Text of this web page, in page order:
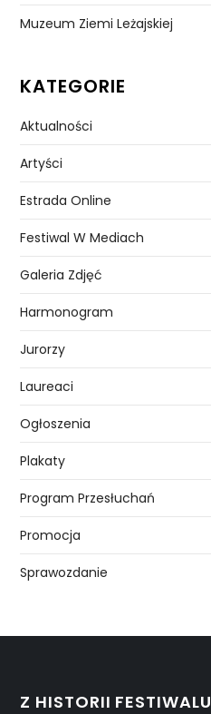
Muzeum Ziemi Leżajskiej
KATEGORIE
Aktualności
Artyści
Estrada Online
Festiwal W Mediach
Galeria Zdjęć
Harmonogram
Jurorzy
Laureaci
Ogłoszenia
Plakaty
Program Przesłuchań
Promocja
Sprawozdanie
Z HISTORII FESTIWALU